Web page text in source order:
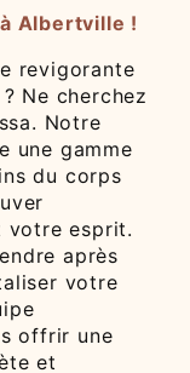
Albertville !
revigorante
Ne cherchez
Notre
une gamme
du corps
votre esprit.
après
votre
offrir une
et